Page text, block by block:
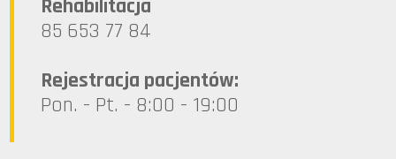
Rehabilitacja
85 653 77 84
Rejestracja pacjentów:
Pon. - Pt. - 8:00 - 19:00